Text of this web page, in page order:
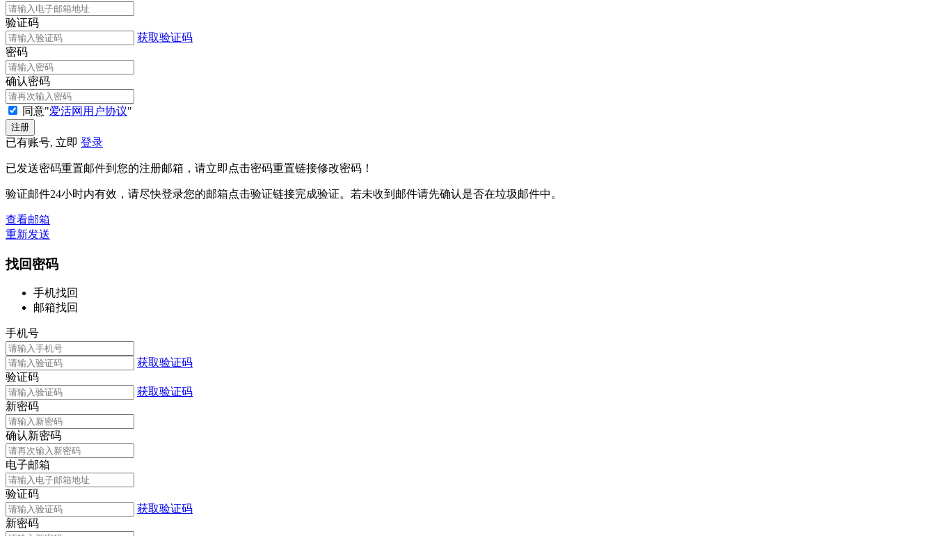
验证码
获取验证码
密码
确认密码
同意"爱活网用户协议"
已有账号, 立即 登录
已发送密码重置邮件到您的注册邮箱，请立即点击密码重置链接修改密码！
验证邮件24小时内有效，请尽快登录您的邮箱点击验证链接完成验证。若未收到邮件请先确认是否在垃圾邮件中。
查看邮箱
重新发送
找回密码
手机找回
邮箱找回
手机号
获取验证码
验证码
获取验证码
新密码
确认新密码
电子邮箱
验证码
获取验证码
新密码